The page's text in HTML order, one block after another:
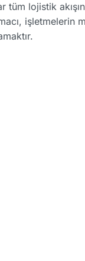
tüm lojistik
işletmelerin